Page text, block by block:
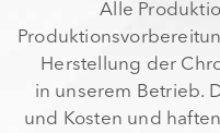
Alle
Herstellung der
in unserem Betrieb.
und Kosten und